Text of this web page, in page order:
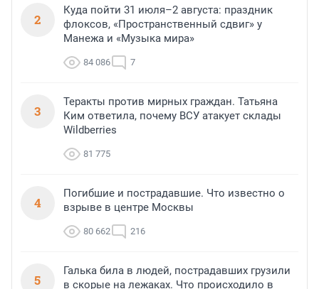
2
Куда пойти 31 июля–2 августа: праздник
флоксов, «Пространственный сдвиг» у
Манежа и «Музыка мира»
84 086 7
3
Теракты против мирных граждан. Татьяна
Ким ответила, почему ВСУ атакует склады
Wildberries
81 775
4
Погибшие и пострадавшие. Что известно о
взрыве в центре Москвы
80 662 216
5
Галька била в людей, пострадавших грузили
в скорые на лежаках. Что происходило в